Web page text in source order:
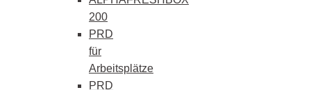
200
PRD
für
Arbeitsplätze
PRD